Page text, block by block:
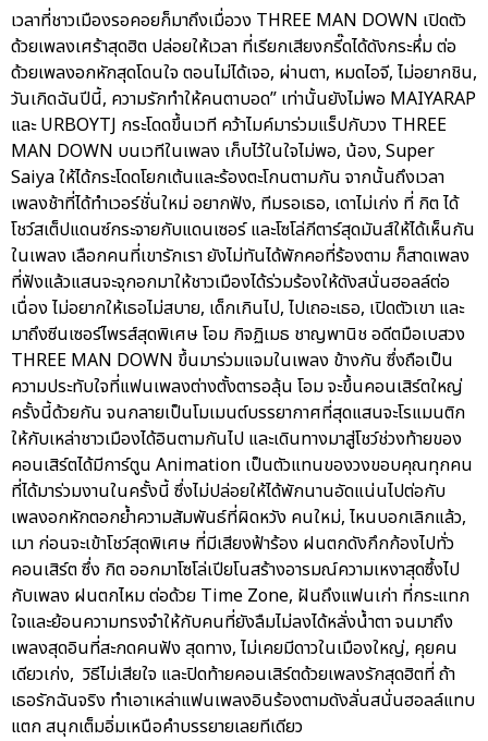
เวลาที่ชาวเมืองรอคอยก็มาถึงเมื่อวง THREE MAN DOWN เปิดตัว
ด้วยเพลงเศร้าสุดฮิต ปล่อยให้เวลา ที่เรียกเสียงกรี๊ดได้ดังกระหึ่ม ต่อ
ด้วยเพลงอกหักสุดโดนใจ ตอนไม่ได้เจอ, ผ่านตา, หมดไอจี, ไม่อยากชิน,
วันเกิดฉันปีนี้, ความรักทำให้คนตาบอด” เท่านั้นยังไม่พอ MAIYARAP
และ URBOYTJ กระโดดขึ้นเวที คว้าไมค์มาร่วมแร็ปกับวง THREE
MAN DOWN บนเวทีในเพลง เก็บไว้ในใจไม่พอ, น้อง, Super
Saiya ให้ได้กระโดดโยกเต้นและร้องตะโกนตามกัน จากนั้นถึงเวลา
เพลงช้าที่ได้ทำเวอร์ชั่นใหม่ อยากฟัง, ทีมรอเธอ, เดาไม่เก่ง ที่ กิต ได้
โชว์สเต็ปแดนซ์กระจายกับแดนเซอร์ และโซโล่กีตาร์สุดมันส์ให้ได้เห็นกัน
ในเพลง เลือกคนที่เขารักเรา ยังไม่ทันได้พักคอที่ร้องตาม ก็สาดเพลง
ที่ฟังแล้วแสนจะจุกอกมาให้ชาวเมืองได้ร่วมร้องให้ดังสนั่นฮอลล์ต่อ
เนื่อง ไม่อยากให้เธอไม่สบาย, เด็กเกินไป, ไปเถอะเธอ, เปิดตัวเขา และ
มาถึงซีนเซอร์ไพรส์สุดพิเศษ โอม กิจฏิเมธ ชาญพานิช อดีตมือเบสวง
THREE MAN DOWN ขึ้นมาร่วมแจมในเพลง ข้างกัน ซึ่งถือเป็น
ความประทับใจที่แฟนเพลงต่างตั้งตารอลุ้น โอม จะขึ้นคอนเสิร์ตใหญ่
ครั้งนี้ด้วยกัน จนกลายเป็นโมเมนต์บรรยากาศที่สุดแสนจะโรแมนติก
ให้กับเหล่าชาวเมืองได้อินตามกันไป และเดินทางมาสู่โชว์ช่วงท้ายของ
คอนเสิร์ตได้มีการ์ตูน Animation เป็นตัวแทนของวงขอบคุณทุกคน
ที่ได้มาร่วมงานในครั้งนี้ ซึ่งไม่ปล่อยให้ได้พักนานอัดแน่นไปต่อกับ
เพลงอกหักตอกย้ำความสัมพันธ์ที่ผิดหวัง คนใหม่, ไหนบอกเลิกแล้ว,
เมา ก่อนจะเข้าโชว์สุดพิเศษ ที่มีเสียงฟ้าร้อง ฝนตกดังกึกก้องไปทั่ว
คอนเสิร์ต ซึ่ง กิต ออกมาโซโล่เปียโนสร้างอารมณ์ความเหงาสุดซึ้งไป
กับเพลง ฝนตกไหม ต่อด้วย Time Zone, ฝันถึงแฟนเก่า ที่กระแทก
ใจและย้อนความทรงจำให้กับคนที่ยังลืมไม่ลงได้หลั่งน้ำตา จนมาถึง
เพลงสุดอินที่สะกดคนฟัง สุดทาง, ไม่เคยมีดาวในเมืองใหญ่, คุยคน
เดียวเก่ง, วิธีไม่เสียใจ และปิดท้ายคอนเสิร์ตด้วยเพลงรักสุดฮิตที่ ถ้า
เธอรักฉันจริง ทำเอาเหล่าแฟนเพลงอินร้องตามดังลั่นสนั่นฮอลล์แทบ
แตก สนุกเต็มอิ่มเหนือคำบรรยายเลยทีเดียว